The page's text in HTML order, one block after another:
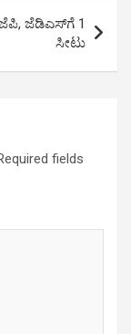
ಜೆಡಿಎಸ್​​ಗೆ 1
ಸೀಟು
fields